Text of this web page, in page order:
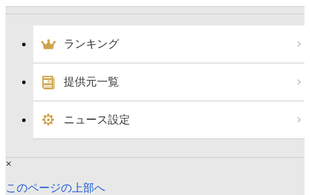
ランキング
提供元一覧
ニュース設定
×
このページの上部へ